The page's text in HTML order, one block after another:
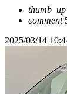
thumb_up
comment
2025/03/14